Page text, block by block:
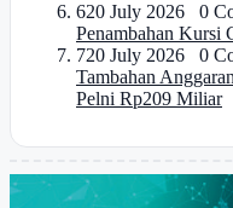
620 July 2026 0
Penambahan Kursi
720 July 2026 0
Tambahan
Pelni Rp209 Miliar